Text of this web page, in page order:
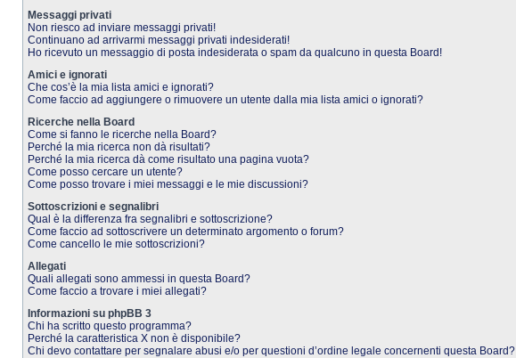
Messaggi privati
Non riesco ad inviare messaggi privati!
Continuano ad arrivarmi messaggi privati indesiderati!
Ho ricevuto un messaggio di posta indesiderata o spam da qualcuno in questa Board!
Amici e ignorati
Che cos’è la mia lista amici e ignorati?
Come faccio ad aggiungere o rimuovere un utente dalla mia lista amici o ignorati?
Ricerche nella Board
Come si fanno le ricerche nella Board?
Perché la mia ricerca non dà risultati?
Perché la mia ricerca dà come risultato una pagina vuota?
Come posso cercare un utente?
Come posso trovare i miei messaggi e le mie discussioni?
Sottoscrizioni e segnalibri
Qual è la differenza fra segnalibri e sottoscrizione?
Come faccio ad sottoscrivere un determinato argomento o forum?
Come cancello le mie sottoscrizioni?
Allegati
Quali allegati sono ammessi in questa Board?
Come faccio a trovare i miei allegati?
Informazioni su phpBB 3
Chi ha scritto questo programma?
Perché la caratteristica X non è disponibile?
Chi devo contattare per segnalare abusi e/o per questioni d’ordine legale concernenti questa Board?